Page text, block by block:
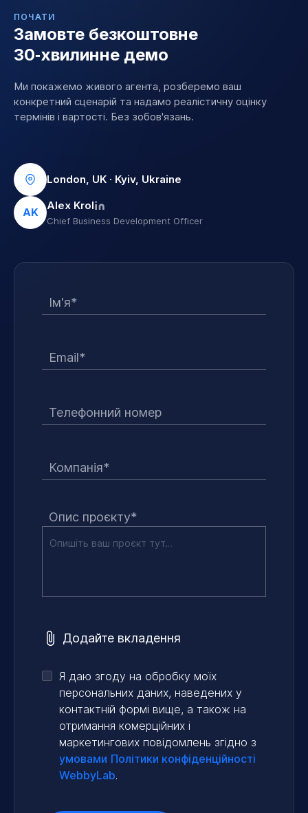
software-компаніями на 10–500 співробітників.
ПОЧАТИ
Замовте безкоштовне
30‑хвилинне демо
Ми покажемо живого агента, розберемо ваш
конкретний сценарій та надамо реалістичну оцінку
термінів і вартості. Без зобов'язань.
London, UK · Kyiv, Ukraine
AK
Alex Krol
Chief Business Development Officer
Ім'я*
Email*
Телефонний номер
Компанія*
Опис проєкту*
Додайте вкладення
Я даю згоду на обробку моїх
персональних даних, наведених у
контактній формі вище, а також на
отримання комерційних і
маркетингових повідомлень згідно з
умовами Політики конфіденційності
WebbyLab.